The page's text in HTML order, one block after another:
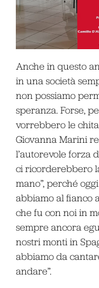
Anche in questo
in una società
non possiamo
speranza. Forse,
vorrebbero le
Giovanna Marini
l’autorevole forza
ci ricorderebbero
mano”, perché
abbiamo al fianco
che fu con noi in
sempre ancora
nostri monti in
abbiamo da
andare”.